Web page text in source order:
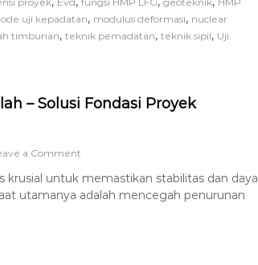
uji kepadatan, modulus deformasi, nuclear
timbunan, teknik pemadatan, teknik sipil, Uji
– Solusi Fondasi Proyek
a Comment
krusial untuk memastikan stabilitas dan daya
utamanya adalah mencegah penurunan